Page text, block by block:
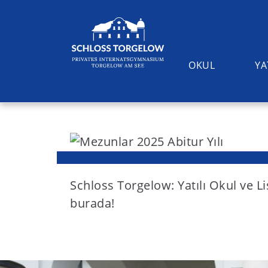
S
OKUL
Suchen
Schloss Torgelow: Yatılı Okul ve
burada!